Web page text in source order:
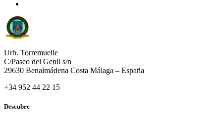
Urb. Torremuelle
C/Paseo del Genil s/n
29630 Benalmádena Costa Málaga – España
+34 952 44 22 15
Descubre